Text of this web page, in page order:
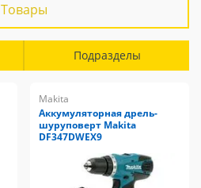
Товары
Подразделы
Makita
Аккумуляторная дрель-
шуруповерт Makita
DF347DWEX9